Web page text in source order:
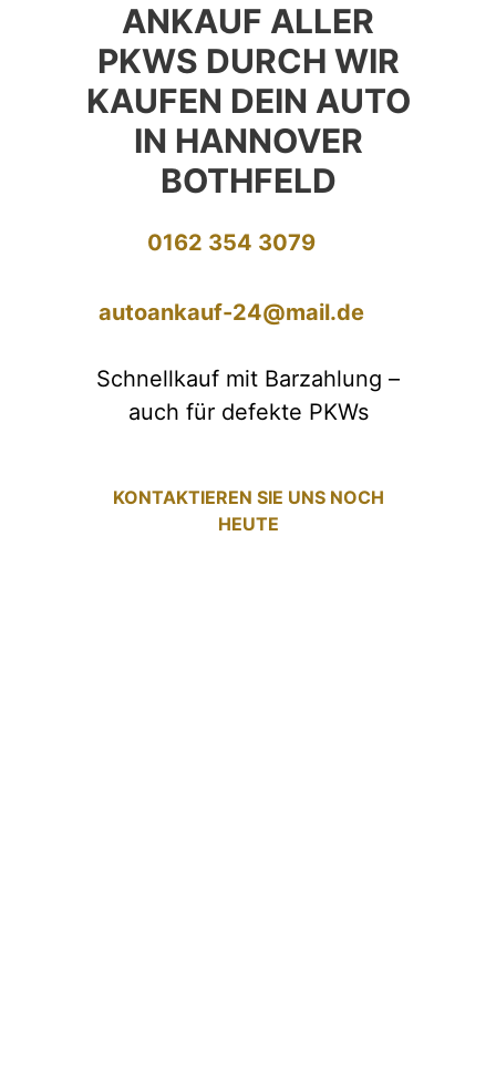
ANKAUF ALLER
PKWS DURCH WIR
KAUFEN DEIN AUTO
IN HANNOVER
BOTHFELD
0162 354 3079
autoankauf-24@mail.de
Schnellkauf mit Barzahlung –
auch für defekte PKWs
KONTAKTIEREN SIE UNS NOCH
HEUTE